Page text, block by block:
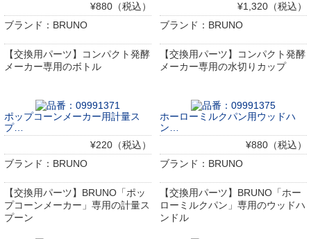
¥880（税込）
ブランド：BRUNO
【交換用パーツ】コンパクト発酵
メーカー専用のボトル
¥1,320（税込）
ブランド：BRUNO
【交換用パーツ】コンパクト発酵
メーカー専用の水切りカップ
ポップコーンメーカー用計量ス
プ…
¥220（税込）
ブランド：BRUNO
【交換用パーツ】BRUNO「ポッ
プコーンメーカー」専用の計量ス
プーン
ホーローミルクパン用ウッドハ
ン…
¥880（税込）
ブランド：BRUNO
【交換用パーツ】BRUNO「ホー
ローミルクパン」専用のウッドハ
ンドル